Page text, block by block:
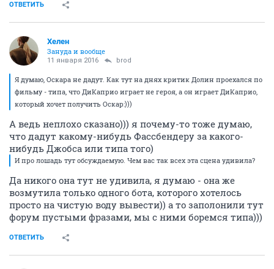
ОТВЕТИТЬ
Хелен
Зануда и вообще
11 января 2016 brod
Я думаю, Оскара не дадут. Как тут на днях критик Долин проехался по
фильму - типа, что ДиКаприо играет не героя, а он играет ДиКаприо,
который хочет получить Оскар:)))
А ведь неплохо сказано))) я почему-то тоже думаю,
что дадут какому-нибудь Фассбендеру за какого-
нибудь Джобса или типа того)
И про лошадь тут обсуждаемую. Чем вас так всех эта сцена удивила?
Да никого она тут не удивила, я думаю - она же
возмутила только одного бота, которого хотелось
просто на чистую воду вывести)) а то заполонили тут
форум пустыми фразами, мы с ними боремся типа)))
ОТВЕТИТЬ